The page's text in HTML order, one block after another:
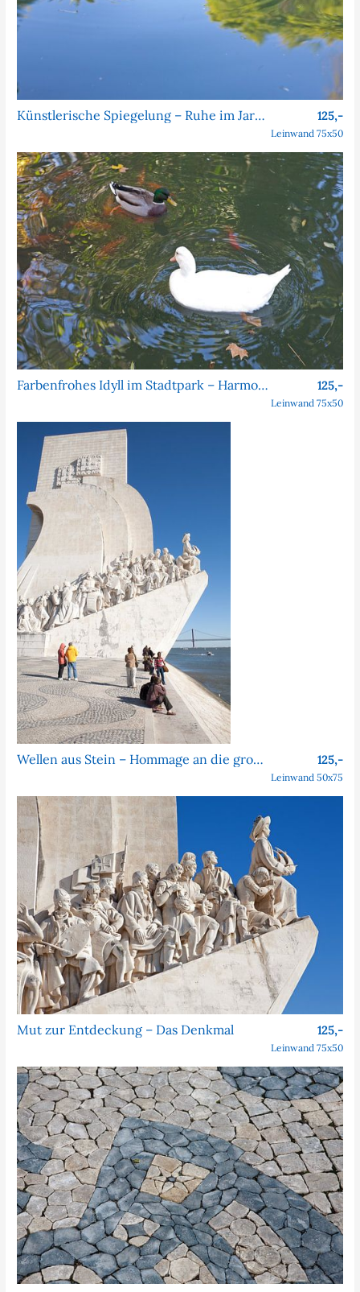
Künstlerische Spiegelung – Ruhe im Jardim da Estrela 125,-
Leinwand 75x50
Farbenfrohes Idyll im Stadtpark – Harmonie im Park 125,-
Leinwand 75x50
Wellen aus Stein – Hommage an die großen Entdecker 125,-
Leinwand 50x75
Mut zur Entdeckung – Das Denkmal 125,-
Leinwand 75x50